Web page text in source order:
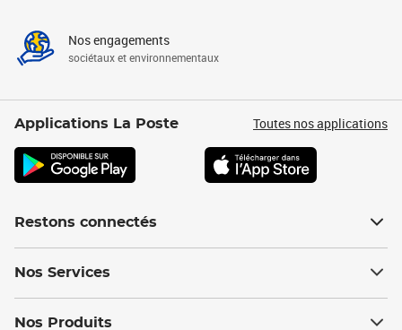
Nos engagements
sociétaux et environnementaux
Applications La Poste Toutes nos applications
Restons connectés
Nos Services
Nos Produits